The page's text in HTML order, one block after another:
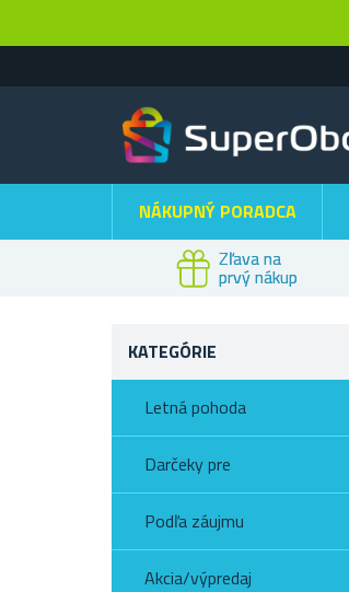
NÁKUPNÝ PORADCA
Zľava na
prvý nákup
KATEGÓRIE
Letná pohoda
Darčeky pre
Podľa záujmu
Akcia/výpredaj